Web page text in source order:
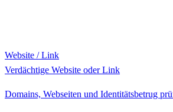
Website / Link
Verdächtige Website oder Link
Domains, Webseiten und Identitätsbetrug